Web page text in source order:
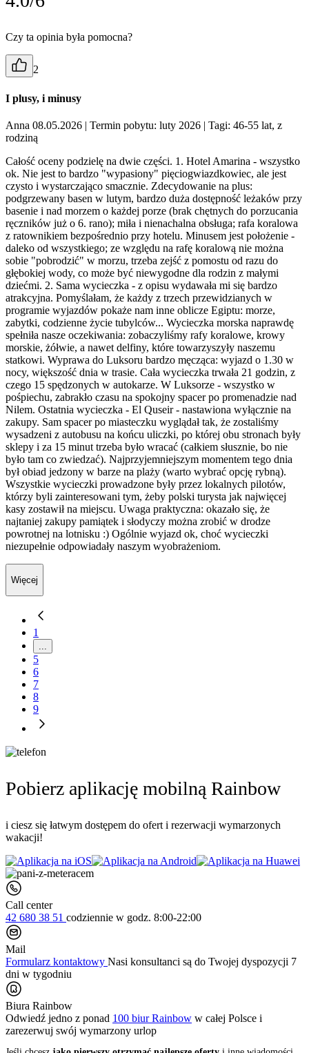
Czy ta opinia była pomocna?
2
I plusy, i minusy
Anna 08.05.2026 | Termin pobytu: luty 2026 | Tagi: 46-55 lat, z
rodziną
Całość oceny podzielę na dwie części. 1. Hotel Amarina - wszystko
ok. Nie jest to bardzo "wypasiony" pięciogwiazdkowiec, ale jest
czysto i wystarczająco smacznie. Zdecydowanie na plus:
podgrzewany basen w lutym, bardzo duża dostępność leżaków przy
basenie i nad morzem o każdej porze (brak chętnych do porzucania
ręczników już o 6. rano); miła i nienachalna obsługa; rafa koralowa
z ratownikiem bezpośrednio przy hotelu. Minusem jest położenie -
daleko od wszystkiego; ze względu na rafę koralową nie można
sobie "pobrodzić" w morzu, trzeba zejść z pomostu od razu do
głębokiej wody, co może być niewygodne dla rodzin z małymi
dziećmi. 2. Sama wycieczka - z opisu wydawała mi się bardzo
atrakcyjna. Pomyślałam, że każdy z trzech przewidzianych w
programie wyjazdów pokaże nam inne oblicze Egiptu: morze,
zabytki, codzienne życie tubylców... Wycieczka morska naprawdę
spełniła nasze oczekiwania: zobaczyliśmy rafy koralowe, krowy
morskie, żółwie, a nawet delfiny, które towarzyszyły naszemu
statkowi. Wyprawa do Luksoru bardzo męcząca: wyjazd o 1.30 w
nocy, większość dnia w trasie. Cała wycieczka trwała 21 godzin, z
czego 15 spędzonych w autokarze. W Luksorze - wszystko w
pośpiechu, zabrakło czasu na spokojny spacer po promenadzie nad
Nilem. Ostatnia wycieczka - El Quseir - nastawiona wyłącznie na
zakupy. Sam spacer po miasteczku wyglądał tak, że zostaliśmy
wysadzeni z autobusu na końcu uliczki, po której obu stronach były
sklepy i za 15 minut trzeba było wracać (całkiem słusznie, bo nie
było tam co zwiedzać). Najprzyjemniejszym momentem tego dnia
był obiad jedzony w barze na plaży (warto wybrać opcję rybną).
Wszystkie wycieczki prowadzone były przez lokalnych pilotów,
którzy byli zainteresowani tym, żeby polski turysta jak najwięcej
kasy zostawił na miejscu. Uwaga praktyczna: okazało się, że
najtaniej zakupy pamiątek i słodyczy można zrobić w drodze
powrotnej na lotnisku :) Ogólnie wyjazd ok, choć wycieczki
niezupełnie odpowiadały naszym wyobrażeniom.
Więcej
1
...
5
6
7
8
9
Pobierz aplikację mobilną Rainbow
i ciesz się łatwym dostępem do ofert i rezerwacji wymarzonych
wakacji!
Call center
42 680 38 51 codziennie w godz. 8:00-22:00
Mail
Formularz kontaktowy Nasi konsultanci są do Twojej dyspozycji 7
dni w tygodniu
Biura Rainbow
Odwiedź jedno z ponad 100 biur Rainbow w całej Polsce i
zarezerwuj swój wymarzony urlop